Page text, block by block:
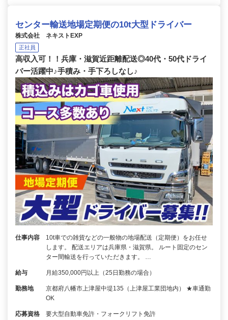
センター輸送地場定期便の10t大型ドライバー
株式会社 ネキストEXP
正社員
高収入可！！兵庫・滋賀近距離配送◎40代・50代ドライ
バー活躍中♪手積み・手下ろしなし♪
仕事内容
10t車での雑貨などの一般物の地場配送（定期便）をお任せ
します。 配送エリアは兵庫県・滋賀県。 ルート固定のセン
ター間輸送を行っていただきます。 …
給与 月給350,000円以上（25日勤務の場合）
勤務地
京都府八幡市上津屋中堤135（上津屋工業団地内） ★車通勤
OK
応募資格 要大型自動車免許・フォークリフト免許